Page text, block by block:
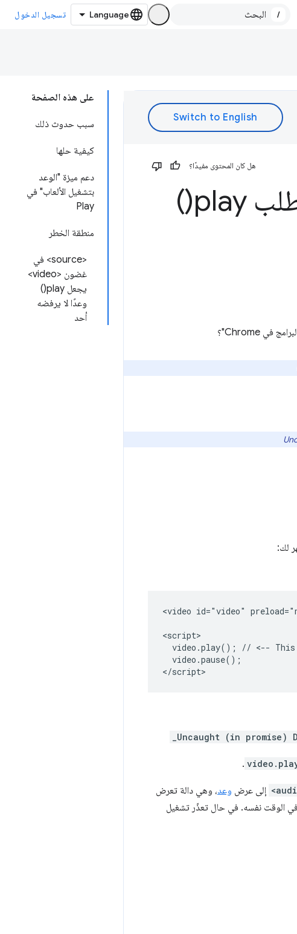
/ تسجيل الدخول
على هذه الصفحة
سبب حدوث ذلك
كيفية حلها
دعم ميزة "الوعد
بتشغيل الألعاب" في
Play
منطقة الخطر
<source> في
غضون <video>
يجعل play()
وعدًا لا يرفضه
أحد
هل كان المحتوى مفيدًا؟
play(
)
<video id="video"
<script>
video.play(); // <-- This
  video.pause();
</script>
_Uncaught (in
.
إلى عرض وعد، وهي دالة تعرض
في الوقت نفسه. في حال تعذّر تشغيل